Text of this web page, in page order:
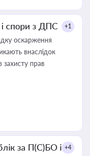
і спори з ДПС +1
оскарження
внаслідок
захисту прав
за П(С)БО і +4